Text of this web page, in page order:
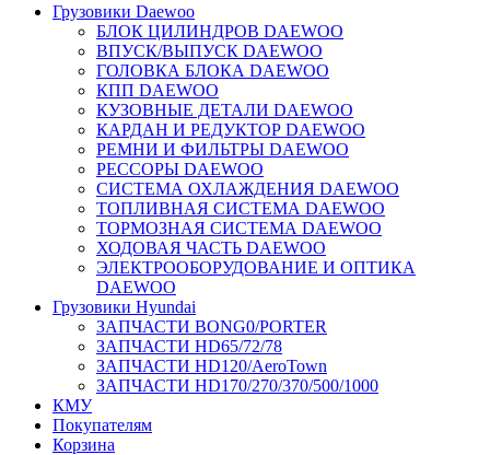
Грузовики Daewoo
БЛОК ЦИЛИНДРОВ DAEWOO
ВПУСК/ВЫПУСК DAEWOO
ГОЛОВКА БЛОКА DAEWOO
КПП DAEWOO
КУЗОВНЫЕ ДЕТАЛИ DAEWOO
КАРДАН И РЕДУКТОР DAEWOO
РЕМНИ И ФИЛЬТРЫ DAEWOO
РЕССОРЫ DAEWOO
СИСТЕМА ОХЛАЖДЕНИЯ DAEWOO
ТОПЛИВНАЯ СИСТЕМА DAEWOO
ТОРМОЗНАЯ СИСТЕМА DAEWOO
ХОДОВАЯ ЧАСТЬ DAEWOO
ЭЛЕКТРООБОРУДОВАНИЕ И ОПТИКА
DAEWOO
Грузовики Hyundai
ЗАПЧАСТИ BONG0/PORTER
ЗАПЧАСТИ HD65/72/78
ЗАПЧАСТИ HD120/AeroTown
ЗАПЧАСТИ HD170/270/370/500/1000
КМУ
Покупателям
Корзина